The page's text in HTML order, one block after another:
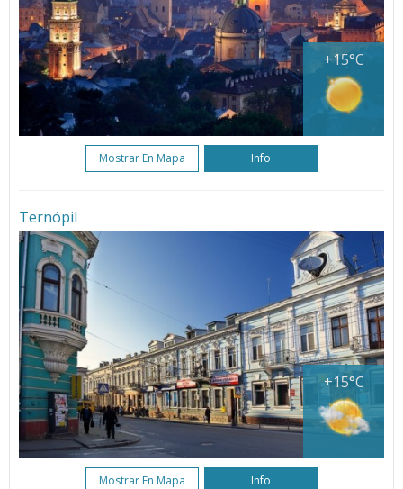
+15°C
Mostrar En Mapa Info
Ternópil
+15°C
Mostrar En Mapa Info